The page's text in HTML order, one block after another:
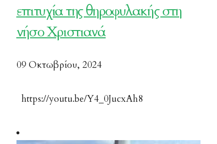
επιτυχία της θηροφυλακής στη
νήσο Χριστιανά
09 Οκτωβρίου, 2024
https://youtu.be/Y4_0JucxAh8